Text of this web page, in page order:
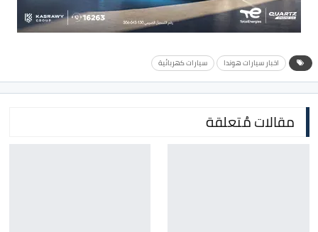
اخبار سيارات هوندا سيارات كهربائية
مقالات مُتعلقة